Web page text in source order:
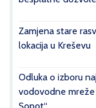
Zamjena stare
lokacija u Kreševu
Odluka o izboru
vodovodne